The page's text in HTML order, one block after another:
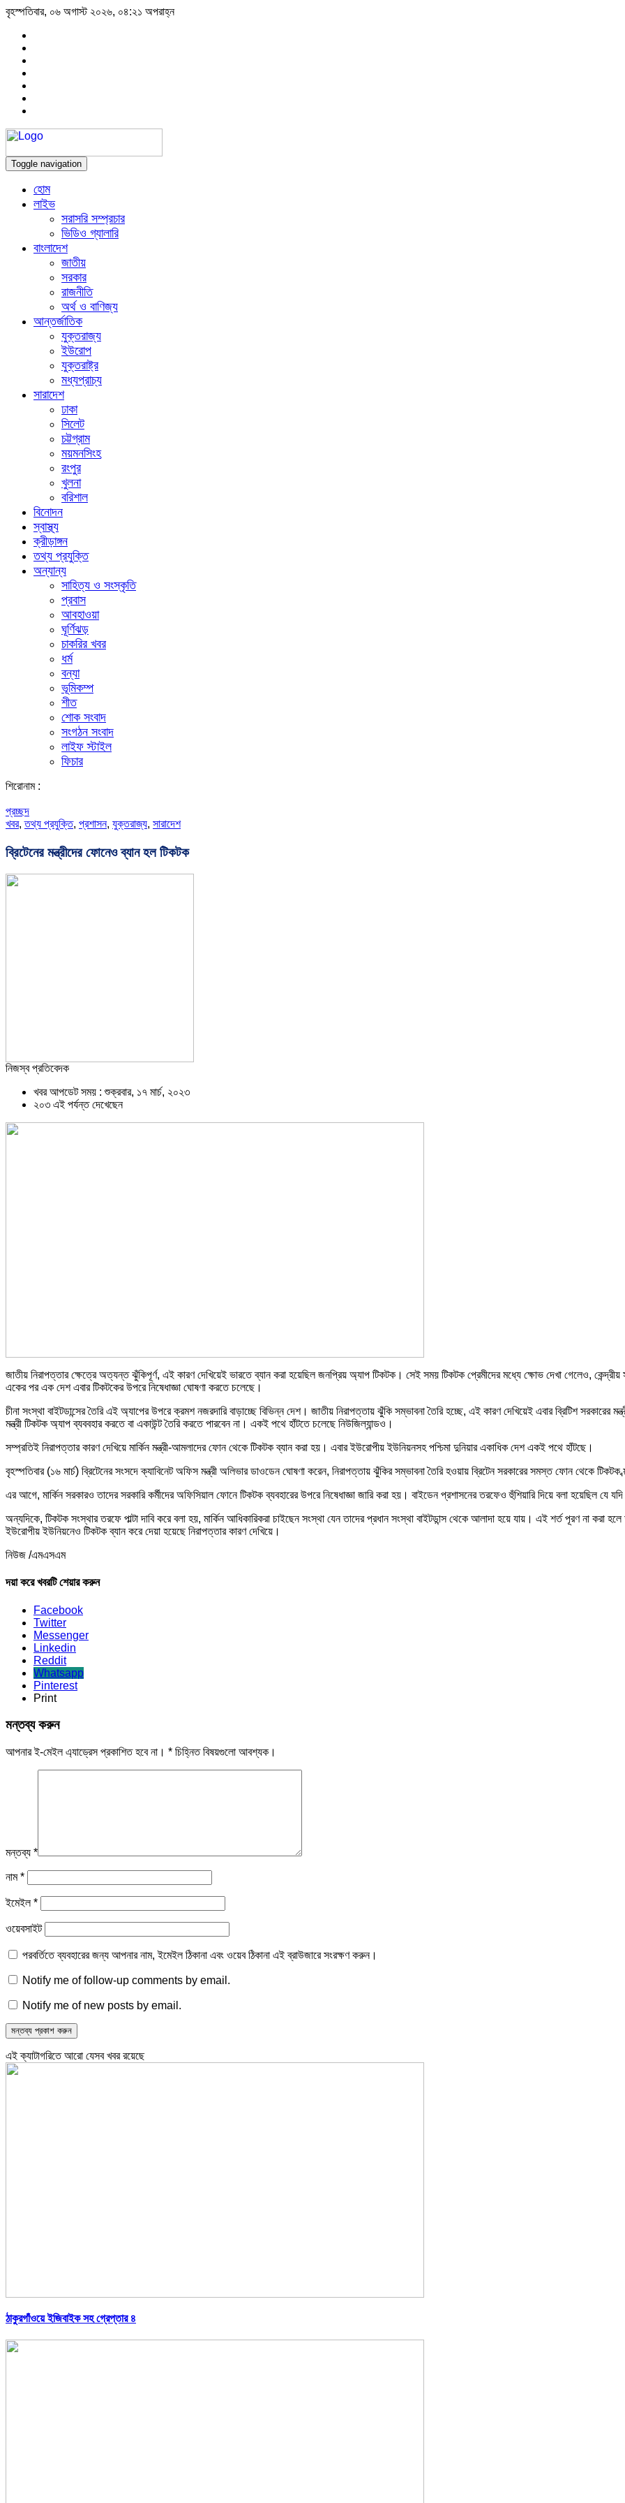
বৃহস্পতিবার, ০৬ অগাস্ট ২০২৬, ০৪:২১ অপরাহ্ন
Toggle navigation
হোম
লাইভ
সরাসরি সম্প্রচার
ভিডিও গ্যালারি
বাংলাদেশ
জাতীয়
সরকার
রাজনীতি
অর্থ ও বাণিজ্য
আন্তর্জাতিক
যুক্তরাজ্য
ইউরোপ
যুক্তরাষ্ট্র
মধ্যপ্রাচ্য
সারাদেশ
ঢাকা
সিলেট
চট্টগ্রাম
ময়মনসিংহ
রংপুর
খুলনা
বরিশাল
বিনোদন
স্বাস্থ্য
ক্রীড়াঙ্গন
তথ্য প্রযুক্তি
অন্যান্য
সাহিত্য ও সংস্কৃতি
প্রবাস
আবহাওয়া
ঘূর্ণিঝড়
চাকরির খবর
ধর্ম
বন্যা
ভূমিকম্প
শীত
শোক সংবাদ
সংগঠন সংবাদ
লাইফ স্টাইল
ফিচার
শিরোনাম :
প্রচ্ছদ
খবর,তথ্য প্রযুক্তি, প্রশাসন, যুক্তরাজ্য, সারাদেশ
ব্রিটেনের মন্ত্রীদের ফোনেও ব্যান হল টিকটক
নিজস্ব প্রতিবেদক
খবর আপডেট সময় : শুক্রবার, ১৭ মার্চ, ২০২৩
২০৩ এই পর্যন্ত দেখেছেন
জাতীয় নিরাপত্তার ক্ষেত্রে অত্যন্ত ঝুঁকিপূর্ণ, এই কারণ দেখিয়েই ভারতে ব্যান করা হয়েছিল জনপ্রিয় অ্যাপ টিকটক। সেই সময় টিকটক প্রেমীদের মধ্যে ক্ষোভ দেখা গেলেও,
একের পর এক দেশ এবার টিকটকের উপরে নিষেধাজ্ঞা ঘোষণা করতে চলেছে।
চীনা সংস্থা বাইটডান্সের তৈরি এই অ্যাপের উপরে ক্রমশ নজরদারি বাড়াচ্ছে বিভিন্ন দেশ। জাতীয় নিরাপত্তায় ঝুঁকি সম্ভাবনা তৈরি হচ্ছে, এই কারণ দেখিয়েই এবার ব্রিটিশ সরকারের
মন্ত্রী টিকটক অ্যাপ ব্যববহার করতে বা একাউন্ট তৈরি করতে পারবেন না। একই পথে হাঁটতে চলেছে নিউজিল্যান্ডও।
সম্প্রতিই নিরাপত্তার কারণ দেখিয়ে মার্কিন মন্ত্রী-আমলাদের ফোন থেকে টিকটক ব্যান করা হয়। এবার ইউরোপীয় ইউনিয়নসহ পশ্চিমা দুনিয়ার একাধিক দেশ একই পথে হাঁটছে।
বৃহস্পতিবার (১৬ মার্চ) ব্রিটেনের সংসদে ক্যাবিনেট অফিস মন্ত্রী অলিভার ডাওডেন ঘোষণা করেন, নিরাপত্তায় ঝুঁকির সম্ভাবনা তৈরি হওয়ায় ব্রিটেন সরকারের সমস্ত ফোন থেকে টিকটক
এর আগে, মার্কিন সরকারও তাদের সরকারি কর্মীদের অফিসিয়াল ফোনে টিকটক ব্যবহারের উপরে নিষেধাজ্ঞা জারি করা হয়। বাইডেন প্রশাসনের তরফেও হুঁশিয়ারি দিয়ে বলা হয়েছিল যে
অন্যদিকে, টিকটক সংস্থার তরফে পাল্টা দাবি করে বলা হয়, মার্কিন আধিকারিকরা চাইছেন সংস্থা যেন তাদের প্রধান সংস্থা বাইটডান্স থেকে আলাদা হয়ে যায়। এই শর্ত পূরণ না করা
ইউরোপীয় ইউনিয়নেও টিকটক ব্যান করে দেয়া হয়েছে নিরাপত্তার কারণ দেখিয়ে।
নিউজ /এমএসএম
দয়া করে খবরটি শেয়ার করুন
Facebook
Twitter
Messenger
Linkedin
Reddit
Whatsapp
Pinterest
Print
মন্তব্য করুন
আপনার ই-মেইল এ্যাড্রেস প্রকাশিত হবে না। * চিহ্নিত বিষয়গুলো আবশ্যক।
মন্তব্য *
নাম*
ইমেইল*
ওয়েবসাইট
পরবর্তিতে ব্যবহারের জন্য আপনার নাম, ইমেইল ঠিকানা এবং ওয়েব ঠিকানা এই ব্রাউজারে সংরক্ষণ করুন।
Notify me of follow-up comments by email.
Notify me of new posts by email.
এই ক্যাটাগরিতে আরো যেসব খবর রয়েছে
ঠাকুরগাঁওয়ে ইজিবাইক সহ গ্রেপ্তার ৪